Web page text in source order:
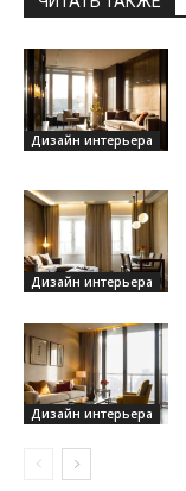
Дизайн интерьера
Дизайн интерьера
Дизайн интерьера